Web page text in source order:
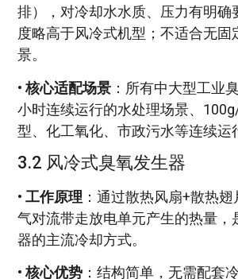
排），对冷却水水质、压力有明确
度略高于风冷式机型；不适合无固
景。
•核心适配场景 ：所有中大型工业
小时连续运行的水处理场景、
型、化工氧化、市政污水等连续运
3.2 风冷式臭氧发生器
• 工作原理 ：通过散热风扇+散热
气对流带走放电单元产生的热量，
器的主流冷却方式。
•核心优势 ：结构简单，无需配套